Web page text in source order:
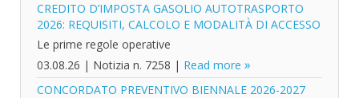
CREDITO D’IMPOSTA GASOLIO AUTOTRASPORTO
2026: REQUISITI, CALCOLO E MODALITÀ DI ACCESSO
Le prime regole operative
03.08.26 | Notizia n. 7258 | Read more
CONCORDATO PREVENTIVO BIENNALE 2026-2027